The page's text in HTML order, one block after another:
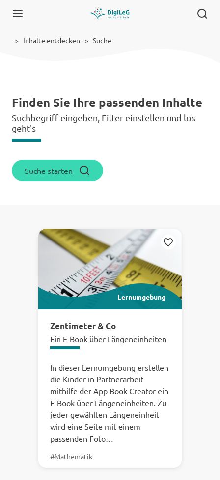
Inhalte entdecken Suche
Finden Sie Ihre passenden Inhalte
Suchbegriff eingeben, Filter einstellen und los
geht's
Suche starten
Ergebnisse:
Merken
Lernumgebung
Zentimeter & Co
Ein E-Book über Längeneinheiten
In dieser Lernumgebung erstellen
die Kinder in Partnerarbeit
mithilfe der App Book Creator ein
E-Book über Längeneinheiten. Zu
jeder gewählten Längeneinheit
wird eine Seite mit einem
passenden Foto…
#Mathematik